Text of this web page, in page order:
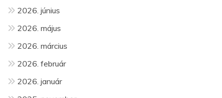
2026. június
2026. május
2026. március
2026. február
2026. január